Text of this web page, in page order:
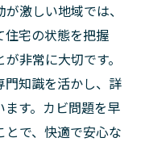
激しい地域では、
住宅の状態を把握
非常に大切です。
門知識を活かし、詳
す。カビ問題を早
で、快適で安心な